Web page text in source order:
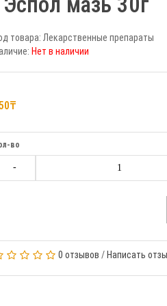
товара: Лекарственные препараты
Нет в наличии
во
-
0 отзывов /Написать